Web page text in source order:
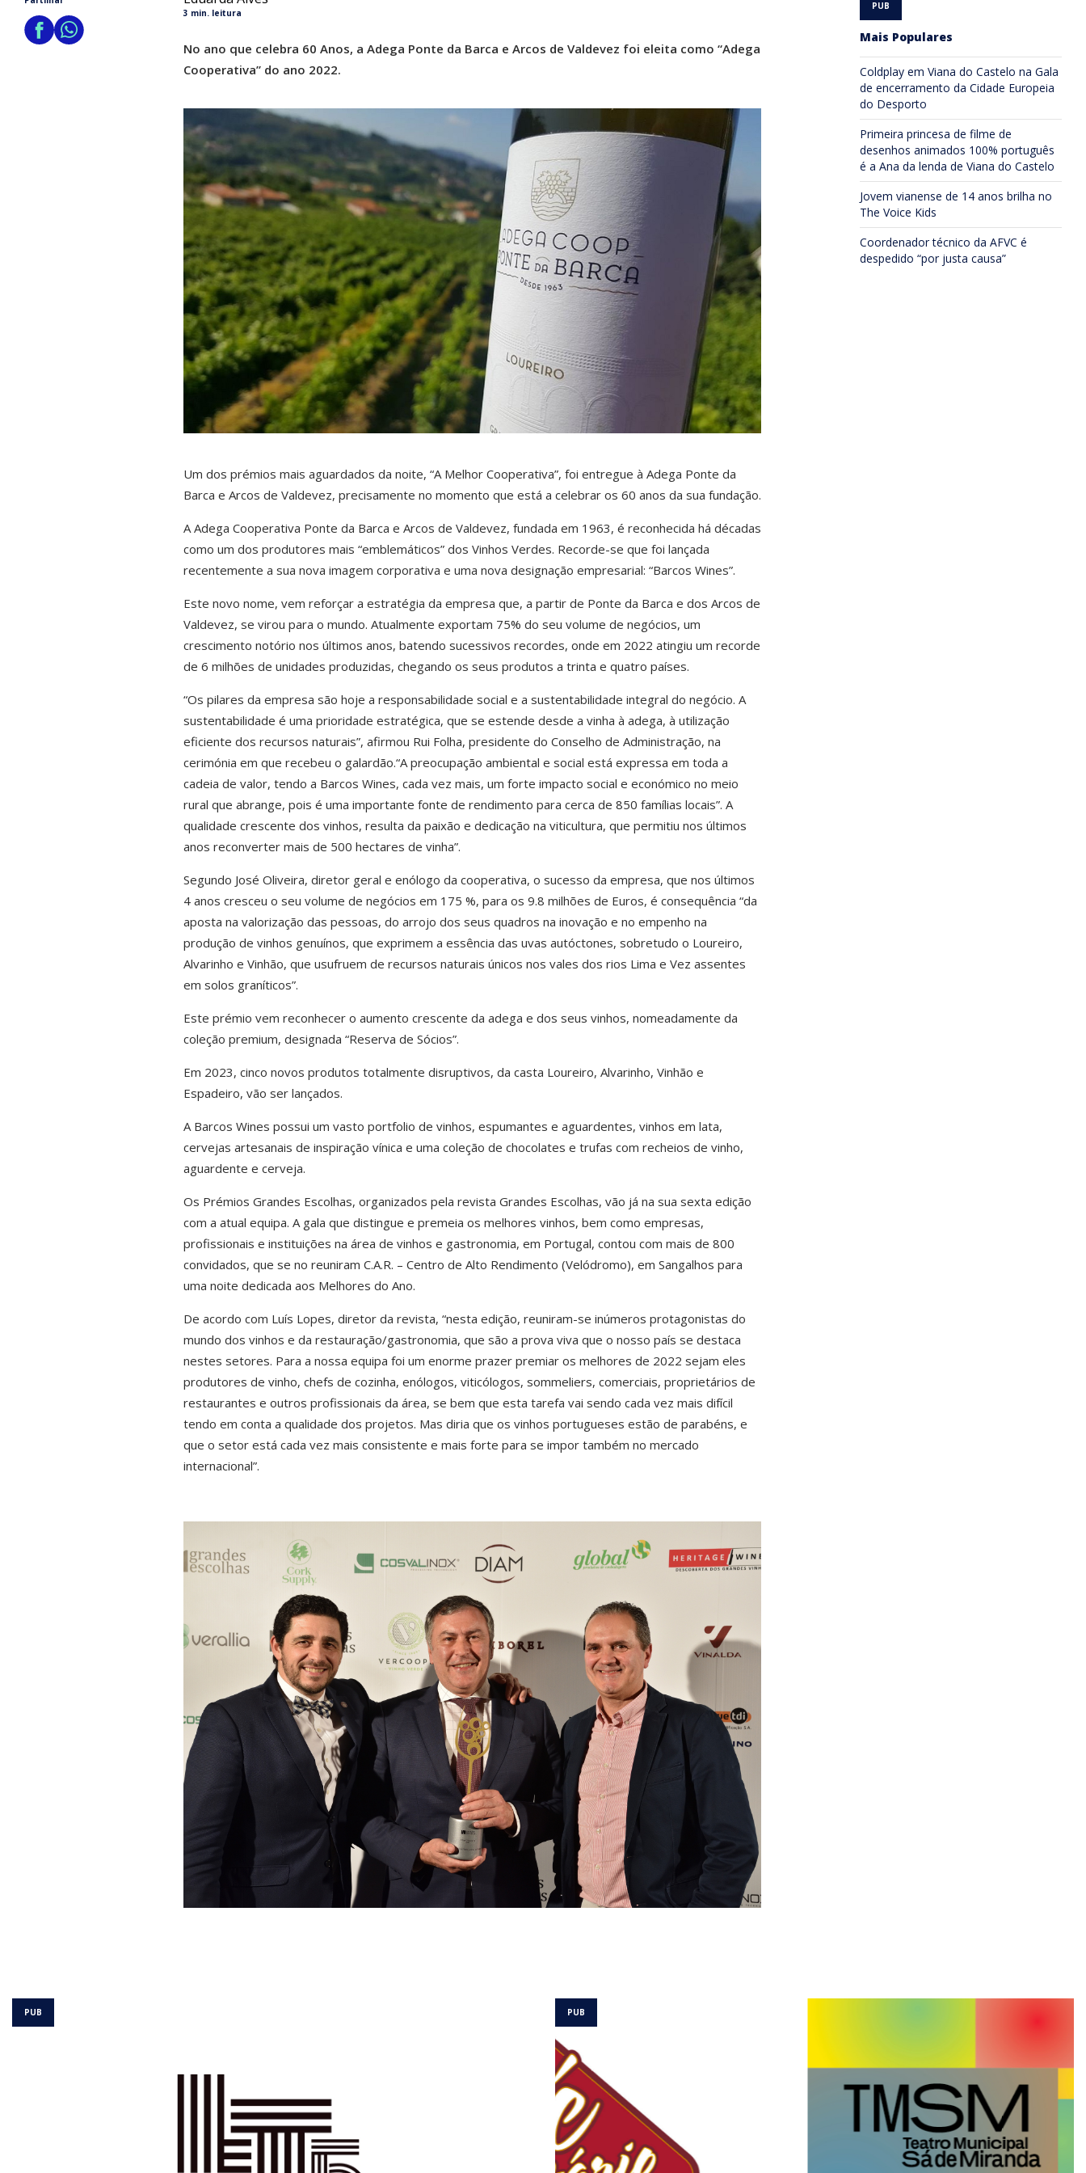
3 min. leitura
No ano que celebra 60 Anos, a Adega Ponte da Barca e Arcos de Valdevez foi eleita como “Adega
Cooperativa” do ano 2022.
Um dos prémios mais aguardados da noite, “A Melhor Cooperativa”, foi entregue à Adega Ponte da
Barca e Arcos de Valdevez, precisamente no momento que está a celebrar os 60 anos da sua fundação.
A Adega Cooperativa Ponte da Barca e Arcos de Valdevez, fundada em 1963, é reconhecida há décadas
como um dos produtores mais “emblemáticos” dos Vinhos Verdes. Recorde-se que foi lançada
recentemente a sua nova imagem corporativa e uma nova designação empresarial: “Barcos Wines”.
Este novo nome, vem reforçar a estratégia da empresa que, a partir de Ponte da Barca e dos Arcos de
Valdevez, se virou para o mundo. Atualmente exportam 75% do seu volume de negócios, um
crescimento notório nos últimos anos, batendo sucessivos recordes, onde em 2022 atingiu um recorde
de 6 milhões de unidades produzidas, chegando os seus produtos a trinta e quatro países.
“Os pilares da empresa são hoje a responsabilidade social e a sustentabilidade integral do negócio. A
sustentabilidade é uma prioridade estratégica, que se estende desde a vinha à adega, à utilização
eficiente dos recursos naturais”, afirmou Rui Folha, presidente do Conselho de Administração, na
cerimónia em que recebeu o galardão.“A preocupação ambiental e social está expressa em toda a
cadeia de valor, tendo a Barcos Wines, cada vez mais, um forte impacto social e económico no meio
rural que abrange, pois é uma importante fonte de rendimento para cerca de 850 famílias locais”. A
qualidade crescente dos vinhos, resulta da paixão e dedicação na viticultura, que permitiu nos últimos
anos reconverter mais de 500 hectares de vinha”.
Segundo José Oliveira, diretor geral e enólogo da cooperativa, o sucesso da empresa, que nos últimos
4 anos cresceu o seu volume de negócios em 175 %, para os 9.8 milhões de Euros, é consequência “da
aposta na valorização das pessoas, do arrojo dos seus quadros na inovação e no empenho na
produção de vinhos genuínos, que exprimem a essência das uvas autóctones, sobretudo o Loureiro,
Alvarinho e Vinhão, que usufruem de recursos naturais únicos nos vales dos rios Lima e Vez assentes
em solos graníticos”.
Este prémio vem reconhecer o aumento crescente da adega e dos seus vinhos, nomeadamente da
coleção premium, designada “Reserva de Sócios”.
Em 2023, cinco novos produtos totalmente disruptivos, da casta Loureiro, Alvarinho, Vinhão e
Espadeiro, vão ser lançados.
A Barcos Wines possui um vasto portfolio de vinhos, espumantes e aguardentes, vinhos em lata,
cervejas artesanais de inspiração vínica e uma coleção de chocolates e trufas com recheios de vinho,
aguardente e cerveja.
Os Prémios Grandes Escolhas, organizados pela revista Grandes Escolhas, vão já na sua sexta edição
com a atual equipa. A gala que distingue e premeia os melhores vinhos, bem como empresas,
profissionais e instituições na área de vinhos e gastronomia, em Portugal, contou com mais de 800
convidados, que se no reuniram C.A.R. – Centro de Alto Rendimento (Velódromo), em Sangalhos para
uma noite dedicada aos Melhores do Ano.
De acordo com Luís Lopes, diretor da revista, “nesta edição, reuniram-se inúmeros protagonistas do
mundo dos vinhos e da restauração/gastronomia, que são a prova viva que o nosso país se destaca
nestes setores. Para a nossa equipa foi um enorme prazer premiar os melhores de 2022 sejam eles
produtores de vinho, chefs de cozinha, enólogos, viticólogos, sommeliers, comerciais, proprietários de
restaurantes e outros profissionais da área, se bem que esta tarefa vai sendo cada vez mais difícil
tendo em conta a qualidade dos projetos. Mas diria que os vinhos portugueses estão de parabéns, e
que o setor está cada vez mais consistente e mais forte para se impor também no mercado
internacional”.
Mais Populares
Coldplay em Viana do Castelo na Gala
de encerramento da Cidade Europeia
do Desporto
Primeira princesa de filme de
desenhos animados 100% português
é a Ana da lenda de Viana do Castelo
Jovem vianense de 14 anos brilha no
The Voice Kids
Coordenador técnico da AFVC é
despedido “por justa causa”